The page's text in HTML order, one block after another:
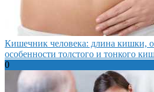
Кишечник человека: длина кишки,
особенности толстого и тонкого
0